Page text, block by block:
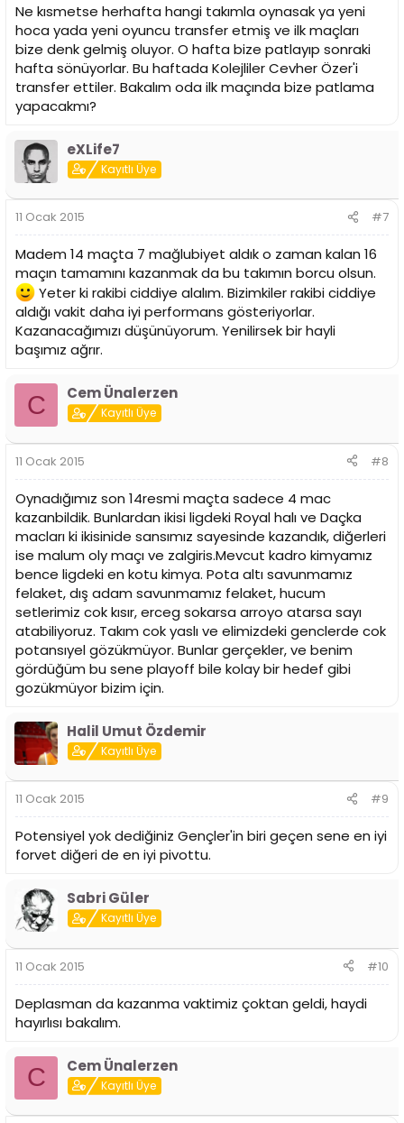
Ne kısmetse herhafta hangi takımla oynasak ya yeni
hoca yada yeni oyuncu transfer etmiş ve ilk maçları
bize denk gelmiş oluyor. O hafta bize patlayıp sonraki
hafta sönüyorlar. Bu haftada Kolejliler Cevher Özer'i
transfer ettiler. Bakalım oda ilk maçında bize patlama
yapacakmı?
eXLife7
Kayıtlı Üye
11 Ocak 2015 #7
Madem 14 maçta 7 mağlubiyet aldık o zaman kalan 16
maçın tamamını kazanmak da bu takımın borcu olsun.
Yeter ki rakibi ciddiye alalım. Bizimkiler rakibi ciddiye
aldığı vakit daha iyi performans gösteriyorlar.
Kazanacağımızı düşünüyorum. Yenilirsek bir hayli
başımız ağrır.
C Cem Ünalerzen
Kayıtlı Üye
11 Ocak 2015 #8
Oynadığımız son 14resmi maçta sadece 4 mac
kazanbildik. Bunlardan ikisi ligdeki Royal halı ve Daçka
macları ki ikisinide sansımız sayesinde kazandık, diğerleri
ise malum oly maçı ve zalgiris.Mevcut kadro kimyamız
bence ligdeki en kotu kimya. Pota altı savunmamız
felaket, dış adam savunmamız felaket, hucum
setlerimiz cok kısır, erceg sokarsa arroyo atarsa sayı
atabiliyoruz. Takım cok yaslı ve elimizdeki genclerde cok
potansıyel gözükmüyor. Bunlar gerçekler, ve benim
gördüğüm bu sene playoff bile kolay bir hedef gibi
gozükmüyor bizim için.
Halil Umut Özdemir
Kayıtlı Üye
11 Ocak 2015 #9
Potensiyel yok dediğiniz Gençler'in biri geçen sene en iyi
forvet diğeri de en iyi pivottu.
Sabri Güler
Kayıtlı Üye
11 Ocak 2015 #10
Deplasman da kazanma vaktimiz çoktan geldi, haydi
hayırlısı bakalım.
C Cem Ünalerzen
Kayıtlı Üye